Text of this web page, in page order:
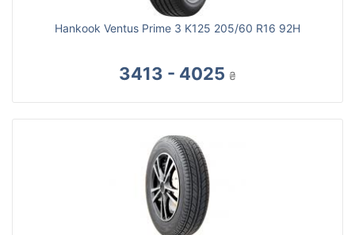
Hankook Ventus Prime 3 K125 205/60 R16 92H
3413 - 4025 ₴